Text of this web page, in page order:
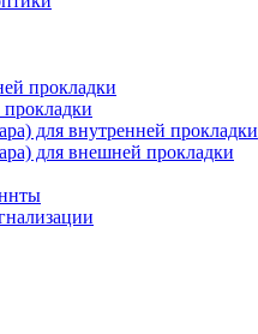
прокладки
для внутренней прокладки
для внешней прокладки